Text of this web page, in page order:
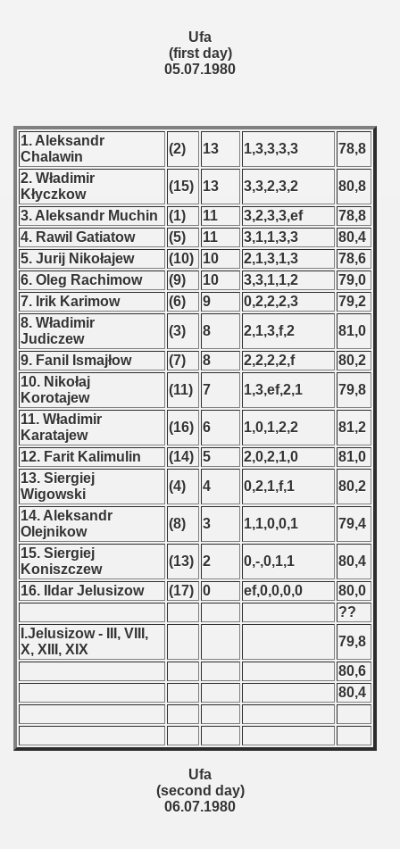
Ufa
(first day)
05.07.1980
1. Aleksandr
Chalawin
(2) 13 1,3,3,3,3
78,8
2. Władimir
Kłyczkow
(15) 13 3,3,2,3,2
80,8
3. Aleksandr Muchin
(1) 11 3,2,3,3,ef
78,8
4. Rawil Gatiatow
(5) 11 3,1,1,3,3
80,4
5. Jurij Nikołajew
(10) 10 2,1,3,1,3
78,6
6. Oleg Rachimow
(9) 10 3,3,1,1,2
79,0
7. Irik Karimow
(6) 9 0,2,2,2,3
79,2
8. Władimir
Judiczew
(3) 8 2,1,3,f,2
81,0
9. Fanil Ismajłow
(7) 8 2,2,2,2,f
80,2
10. Nikołaj
Korotajew
(11) 7 1,3,ef,2,1
79,8
11. Władimir
Karatajew
(16) 6 1,0,1,2,2
81,2
12. Farit Kalimulin
(14) 5 2,0,2,1,0
81,0
13. Siergiej
Wigowski
(4) 4 0,2,1,f,1
80,2
14. Aleksandr
Olejnikow
(8) 3 1,1,0,0,1
79,4
15. Siergiej
Koniszczew
(13) 2 0,-,0,1,1
80,4
16. Ildar Jelusizow
(17) 0 ef,0,0,0,0
80,0
??
I.Jelusizow - III, VIII,
X, XIII, XIX
79,8
80,6
80,4
Ufa
(second day)
06.07.1980